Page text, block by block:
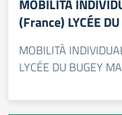
MOBILITÀ
(France) LYCÉE
MOBILITÀ
LYCÉE DU BUGEY